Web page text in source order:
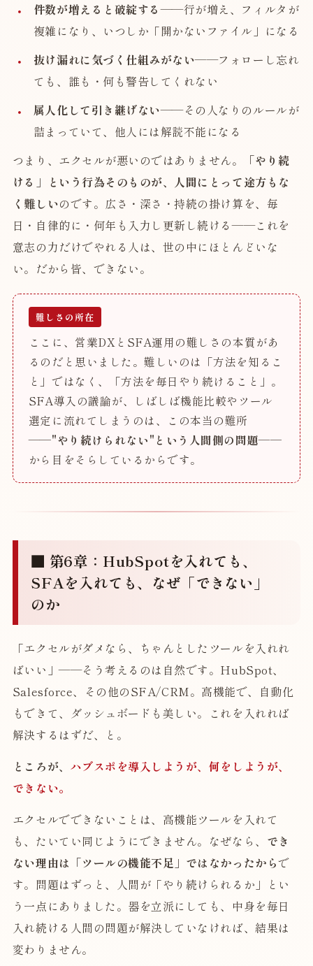
件数が増えると破綻する——行が増え、フィルタが
複雑になり、いつしか「開かないファイル」になる
抜け漏れに気づく仕組みがない——フォローし忘れ
ても、誰も・何も警告してくれない
属人化して引き継げない——その人なりのルールが
詰まっていて、他人には解読不能になる
つまり、エクセルが悪いのではありません。
「やり続
ける」という行為そのものが、人間にとって途方もな
く難しいのです。広さ・深さ・持続の掛け算を、毎
日・自律的に・何年も入力し更新し続ける——これを
意志の力だけでやれる人は、世の中にほとんどいな
い。だから皆、できない。
難しさの所在
ここに、営業DXとSFA運用の難しさの本質があ
るのだと思いました。難しいのは「方法を知るこ
と」ではなく、「方法を毎日やり続けること」。
SFA導入の議論が、しばしば機能比較やツール
選定に流れてしまうのは、この本当の難所
——"やり続けられない"という人間側の問題——
から目をそらしているからです。
■ 第6章：HubSpotを入れても、
SFAを入れても、なぜ「できない」
のか
「エクセルがダメなら、ちゃんとしたツールを入れれ
ばいい」——そう考えるのは自然です。HubSpot、
Salesforce、その他のSFA/CRM。高機能で、自動化
もできて、ダッシュボードも美しい。これを入れれば
解決するはずだ、と。
ところが、 ハブスポを導入しようが、何をしようが、
できない。
エクセルでできないことは、高機能ツールを入れて
も、たいてい同じようにできません。なぜなら、 でき
ない理由は「ツールの機能不足」ではなかったからで
す。問題はずっと、人間が「やり続けられるか」とい
う一点にありました。器を立派にしても、中身を毎日
入れ続ける人間の問題が解決していなければ、結果は
変わりません。